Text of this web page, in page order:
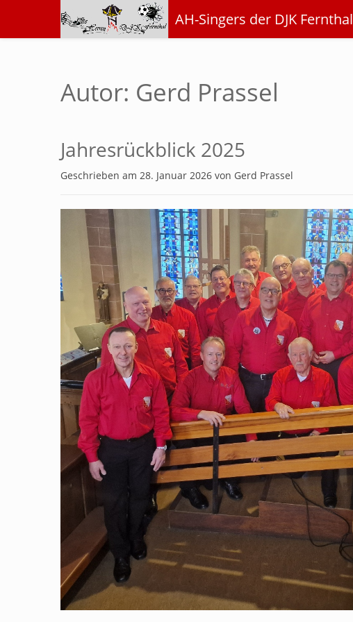
AH-Singers der DJK Fernthal
Autor: Gerd Prassel
Jahresrückblick 2025
Geschrieben am 28. Januar 2026 von Gerd Prassel